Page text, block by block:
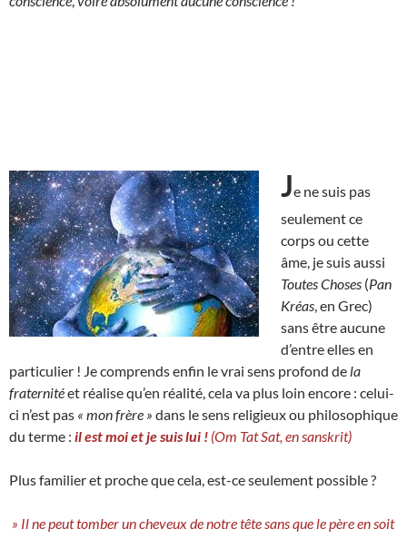
Je ne suis pas
seulement ce
corps ou cette
âme, je suis aussi
Toutes Choses (Pan
Kréas , en Grec)
sans être aucune
d’entre elles en
particulier ! Je comprends enfin le vrai sens profond de la
fraternitéet réalise qu’en réalité, cela va plus loin encore : celui-
ci n’est pas « mon frère » dans le sens religieux ou philosophique
du terme : il est moi et je suis lui ! (Om Tat Sat, en sanskrit)
Plus familier et proche que cela, est-ce seulement possible ?
» Il ne peut tomber un cheveux de notre tête sans que le père en soit